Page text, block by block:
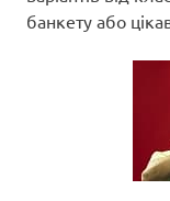
банкету або